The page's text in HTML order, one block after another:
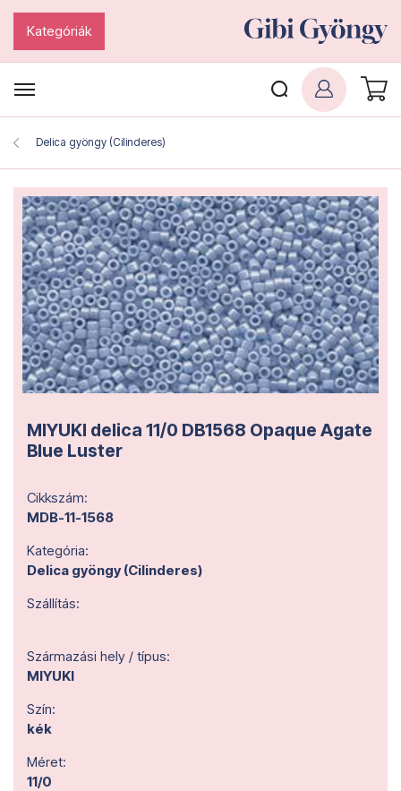
Kategóriák
Delica gyöngy (Cilinderes)
MIYUKI delica 11/0 DB1568 Opaque Agate
Blue Luster
Cikkszám:
MDB-11-1568
Kategória:
Delica gyöngy (Cilinderes)
Szállítás:
Származási hely / típus:
MIYUKI
Szín:
kék
Méret:
11/0